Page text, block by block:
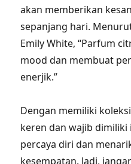
akan memberikan
sepanjang hari.
Emily White, “Parfum
mood dan membuat
enerjik.”
Dengan memiliki
keren dan wajib dimiliki
percaya diri dan
kesempatan. Jadi,